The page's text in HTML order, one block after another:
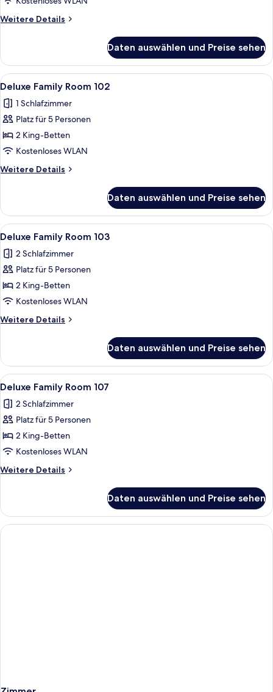
101
anzeigen
Weitere Details
Weitere
Family
Room
101
Daten auswählen und Preise sehen
Alle
Fotos
für
Deluxe
Family
Room
102
anzeigen
Deluxe Family Room 102 |
6
Deluxe Family Room 102
1 Schlafzimmer
Platz für 5 Personen
2 King-Betten
Kostenloses WLAN
Weitere Details
Weitere
Family
Room
102
Daten auswählen und Preise sehen
Alle
Fotos
für
Deluxe
Family
Room
103
anzeigen
Deluxe Family Room 103 |
6
Deluxe Family Room 103
2 Schlafzimmer
Platz für 5 Personen
2 King-Betten
Kostenloses WLAN
Weitere Details
Weitere
Family
Room
103
Daten auswählen und Preise sehen
Alle
Fotos
für
Deluxe
Family
Room
107
anzeigen
Deluxe Family Room 107 |
5
Deluxe Family Room 107
2 Schlafzimmer
Platz für 5 Personen
2 King-Betten
Kostenloses WLAN
Weitere Details
Weitere
Family
Room
107
Daten auswählen und Preise sehen